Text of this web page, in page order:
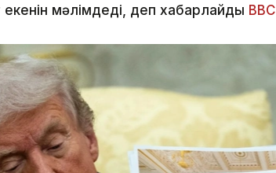
мәлімдеді, деп хабарлайды BBC